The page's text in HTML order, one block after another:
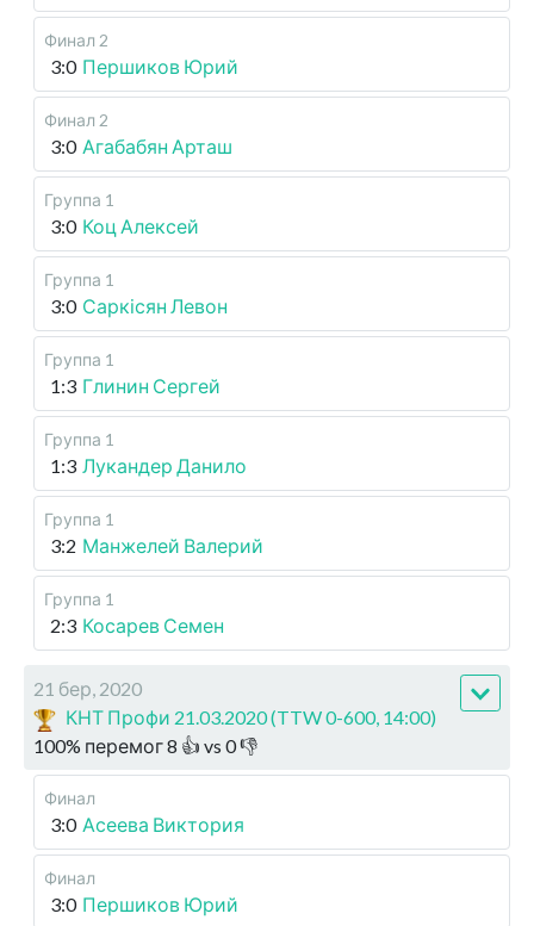
Финал 2
3:0 Першиков Юрий
Финал 2
3:0 Агабабян Арташ
Группа 1
3:0 Коц Алексей
Группа 1
3:0 Саркісян Левон
Группа 1
1:3 Глинин Сергей
Группа 1
1:3 Лукандер Данило
Группа 1
3:2 Манжелей Валерий
Группа 1
2:3 Косарев Семен
21 бер, 2020
КНТ Профи 21.03.2020 (TTW 0-600, 14:00)
100% перемог8 👍 vs 0👎
Финал
3:0 Асеева Виктория
Финал
3:0 Першиков Юрий